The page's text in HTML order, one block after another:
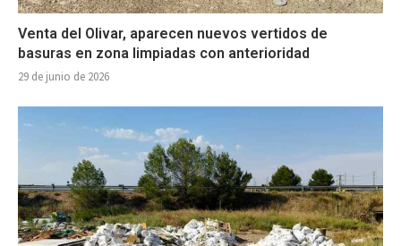
Venta del Olivar, aparecen nuevos vertidos de
basuras en zona limpiadas con anterioridad
29 de junio de 2026